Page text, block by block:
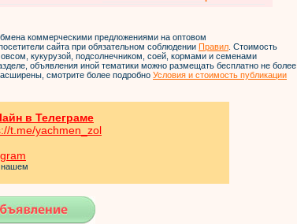
коммерческими предложениями на оптовом
сайта при обязательном соблюдении Правил . Стоимость
кукурузой, подсолнечником, соей, кормами и семенами
объявления иной тематики можно размещать бесплатно не более
смотрите более подробно Условия и стоимость публикации
в Телеграме
t.me/yachmen_zol
нашем